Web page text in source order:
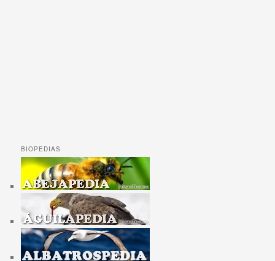
BIOPEDIAS